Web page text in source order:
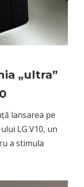
„ultra”
lansarea pe
LG V10, un
a stimula